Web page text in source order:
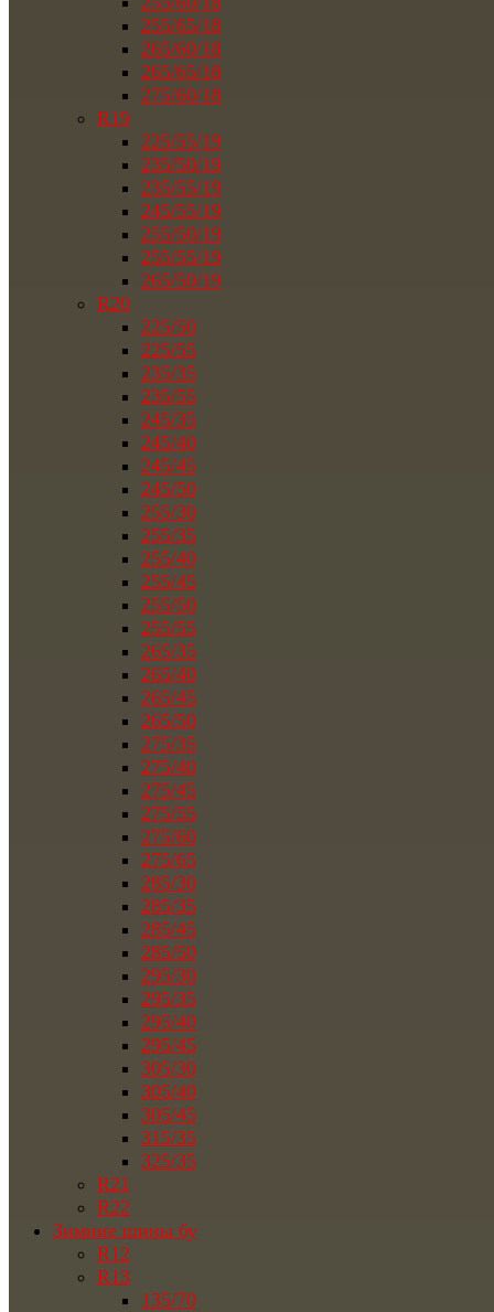
255/65/18
265/60/18
265/65/18
275/60/18
R19
225/55/19
235/50/19
235/55/19
245/55/19
255/50/19
255/55/19
265/50/19
R20
225/50
225/55
235/35
235/55
245/35
245/40
245/45
245/50
255/30
255/35
255/40
255/45
255/50
255/55
265/35
265/40
265/45
265/50
275/35
275/40
275/45
275/55
275/60
275/65
285/30
285/35
285/45
285/50
295/30
295/35
295/40
295/45
305/30
305/40
305/45
315/35
325/35
R21
R22
Зимние шины бу
R12
R13
135/70